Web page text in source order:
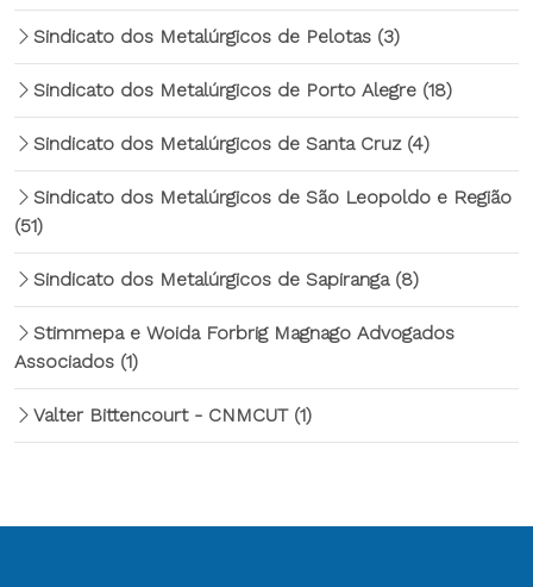
Sindicato dos Metalúrgicos de Pelotas (3)
Sindicato dos Metalúrgicos de Porto Alegre (18)
Sindicato dos Metalúrgicos de Santa Cruz (4)
Sindicato dos Metalúrgicos de São Leopoldo e Região
(51)
Sindicato dos Metalúrgicos de Sapiranga (8)
Stimmepa e Woida Forbrig Magnago Advogados
Associados (1)
Valter Bittencourt - CNMCUT (1)